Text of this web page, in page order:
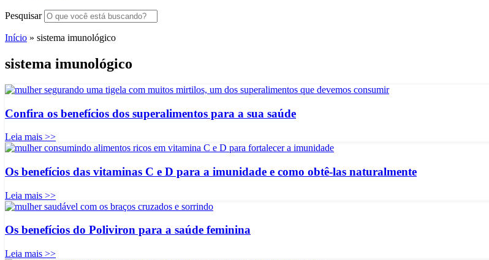
Pesquisar
Início » sistema imunológico
sistema imunológico
Confira os benefícios dos superalimentos para a sua saúde
Leia mais >>
Os benefícios das vitaminas C e D para a imunidade e como obtê-las naturalmente
Leia mais >>
Os benefícios do Poliviron para a saúde feminina
Leia mais >>